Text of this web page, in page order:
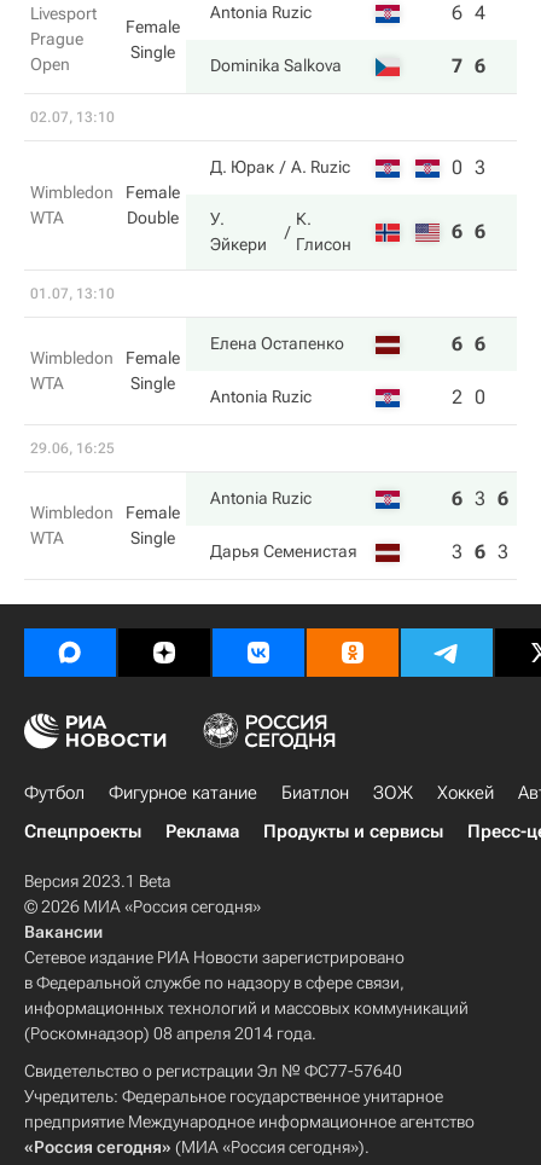
Livesport
Prague
Open
Female
Single
Antonia Ruzic 6 4
Dominika Salkova 7 6
02.07, 13:10
Wimbledon
WTA
Female
Double
Д. Юрак A. Ruzic 0 3
У.
Эйкери
К.
Глисон
6 6
01.07, 13:10
Wimbledon
WTA
Female
Single
Елена Остапенко 6 6
Antonia Ruzic 2 0
29.06, 16:25
Wimbledon
WTA
Female
Single
Antonia Ruzic 6 3 6
Дарья Семенистая 3 6 3
Футбол Фигурное катание Биатлон ЗОЖ Хоккей
Спецпроекты
Реклама Продукты и сервисы Пресс-
Версия 2023.1 Beta
© 2026 МИА «Россия сегодня»
Вакансии
Сетевое издание РИА Новости зарегистрировано
в Федеральной службе по надзору в сфере связи,
информационных технологий и массовых коммуникаций
(Роскомнадзор) 08 апреля 2014 года.
Свидетельство о регистрации Эл № ФС77-57640
Учредитель: Федеральное государственное унитарное
предприятие Международное информационное агентство
«Россия сегодня» (МИА «Россия сегодня»).